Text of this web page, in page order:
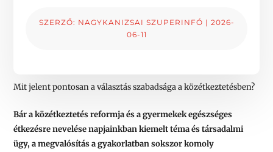
SZERZŐ: NAGYKANIZSAI SZUPERINFÓ | 2026-
06-11
Mit jelent pontosan a választás szabadsága a közétkeztetésben?
Bár a közétkeztetés reformja és a gyermekek egészséges
étkezésre nevelése napjainkban kiemelt téma és társadalmi
ügy, a megvalósítás a gyakorlatban sokszor komoly